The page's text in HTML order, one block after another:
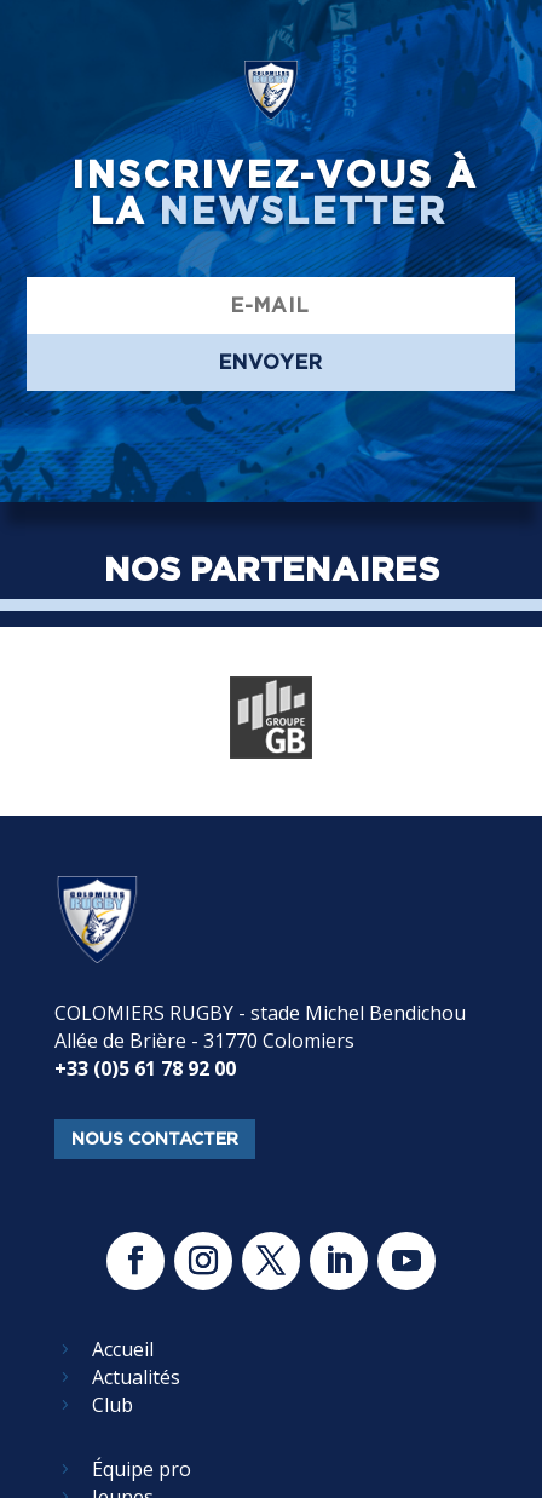
INSCRIVEZ-VOUS À
LA NEWSLETTER
ENVOYER
NOS PARTENAIRES
COLOMIERS RUGBY - stade Michel Bendichou
Allée de Brière - 31770 Colomiers
+33 (0)5 61 78 92 00
NOUS CONTACTER
5 Accueil
5 Actualités
5 Club
5 Équipe pro